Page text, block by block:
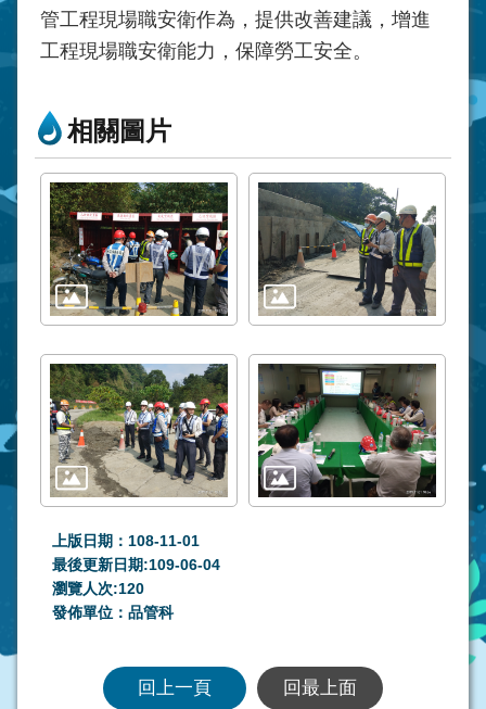
管工程現場職安衛作為，提供改善建議，增進
工程現場職安衛能力，保障勞工安全。
相關圖片
上版日期：108-11-01
最後更新日期:109-06-04
瀏覽人次:120
發佈單位：品管科
回上一頁 回最上面